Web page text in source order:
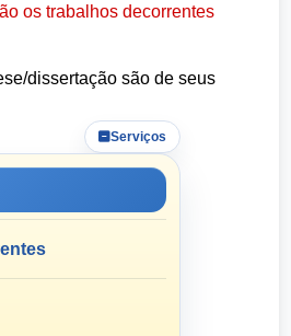
os trabalhos decorrentes
dissertação são de seus
Serviços